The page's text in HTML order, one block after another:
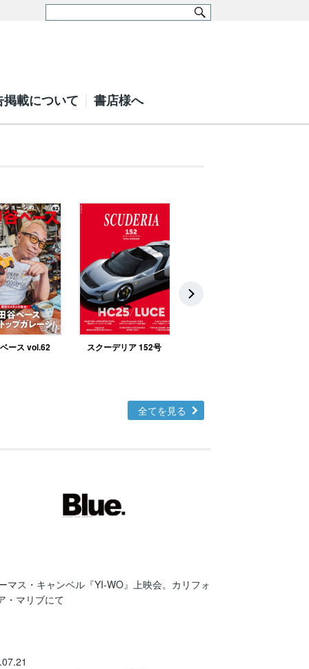
掲載について 書店様へ
ース vol.62 スクーデリア 152号
全てを見る